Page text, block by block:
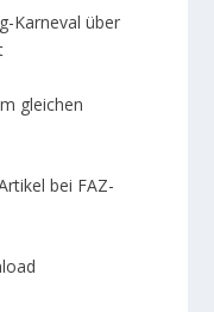
Karneval über
gleichen
bei FAZ-